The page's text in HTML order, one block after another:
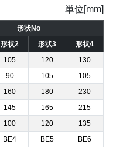
単位[mm]
形状No
形状2 形状3
形状4
105 120
130
90 105
105
160 180
230
145 165
215
100 120
135
BE4 BE5 BE6